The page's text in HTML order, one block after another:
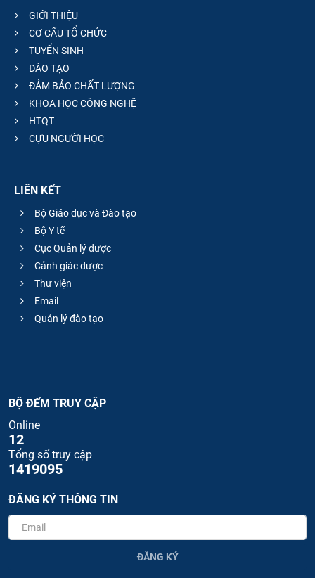
GIỚI THIỆU
CƠ CẤU TỔ CHỨC
TUYỂN SINH
ĐÀO TẠO
ĐẢM BẢO CHẤT LƯỢNG
KHOA HỌC CÔNG NGHỆ
HTQT
CỰU NGƯỜI HỌC
LIÊN KẾT
Bộ Giáo dục và Đào tạo
Bộ Y tế
Cục Quản lý dược
Cảnh giác dược
Thư viện
Email
Quản lý đào tạo
BỘ ĐẾM TRUY CẬP
Online
12
Tổng số truy cập
1419095
ĐĂNG KÝ THÔNG TIN
ĐĂNG KÝ